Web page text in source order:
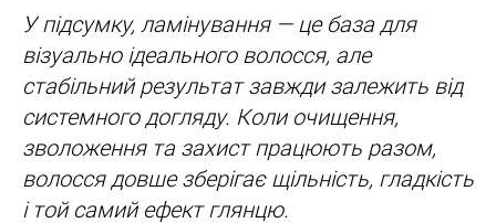
У підсумку, ламінування — це база для
візуально ідеального волосся, але
стабільний результат завжди залежить від
системного догляду. Коли очищення,
зволоження та захист працюють разом,
волосся довше зберігає щільність, гладкість
і той самий ефект глянцю.